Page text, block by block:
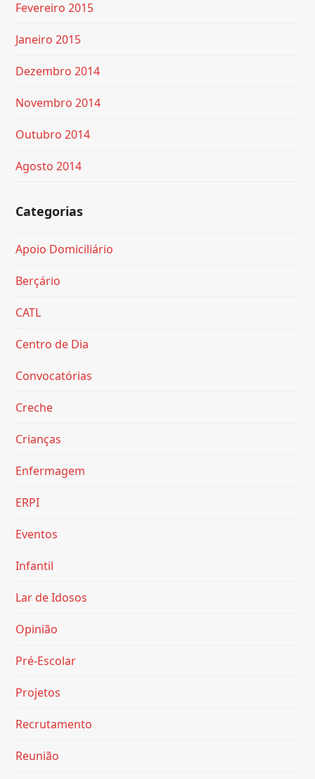
Fevereiro 2015
Janeiro 2015
Dezembro 2014
Novembro 2014
Outubro 2014
Agosto 2014
Categorias
Apoio Domiciliário
Berçário
CATL
Centro de Dia
Convocatórias
Creche
Crianças
Enfermagem
ERPI
Eventos
Infantil
Lar de Idosos
Opinião
Pré-Escolar
Projetos
Recrutamento
Reunião